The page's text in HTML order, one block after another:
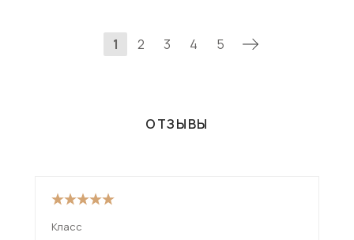
1 2 3 4 5
ОТЗЫВЫ
Класс